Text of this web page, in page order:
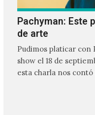
Pachyman: Este
de arte
Pudimos platicar con
show el 18 de
esta charla nos